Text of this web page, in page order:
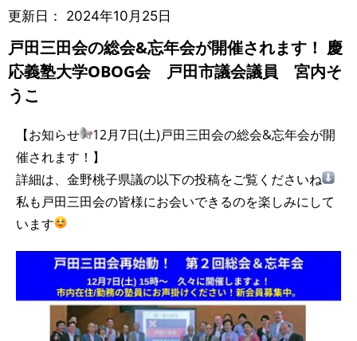
更新日： 2024年10月25日
戸田三田会の総会&忘年会が開催されます！ 慶
応義塾大学OBOG会 戸田市議会議員 宮内そ
うこ
【お知らせ
12月7日(土)戸田三田会の総会&忘年会が開
催されます！】
詳細は、金野桃子県議の以下の投稿をご覧くださいね
私も戸田三田会の皆様にお会いできるのを楽しみにして
います